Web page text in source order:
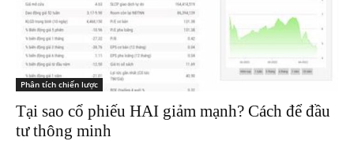
Phân tích chiến lược
Tại sao cổ phiếu HAI giảm mạnh? Cách để đầu
tư thông minh